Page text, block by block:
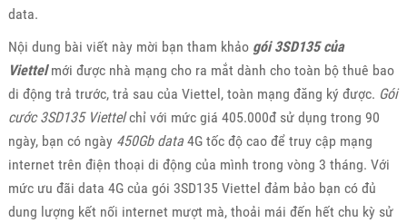
data.
Nội dung bài viết này mời bạn tham khảo gói 3SD135 của
Viettelmới được nhà mạng cho ra mắt dành cho toàn bộ thuê bao
di động trả trước, trả sau của Viettel, toàn mạng đăng ký được. Gói
cước 3SD135 Viettelchỉ với mức giá 405.000đ sử dụng trong 90
ngày, bạn có ngày 450Gb data4G tốc độ cao để truy cập mạng
internet trên điện thoại di động của mình trong vòng 3 tháng. Với
mức ưu đãi data 4G của gói 3SD135 Viettel đảm bảo bạn có đủ
dung lượng kết nối internet mượt mà, thoải mái đến hết chu kỳ sử